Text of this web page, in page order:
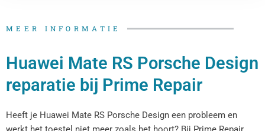
MEER INFORMATIE
Huawei Mate RS Porsche Design
reparatie bij Prime Repair
Heeft je Huawei Mate RS Porsche Design een probleem en